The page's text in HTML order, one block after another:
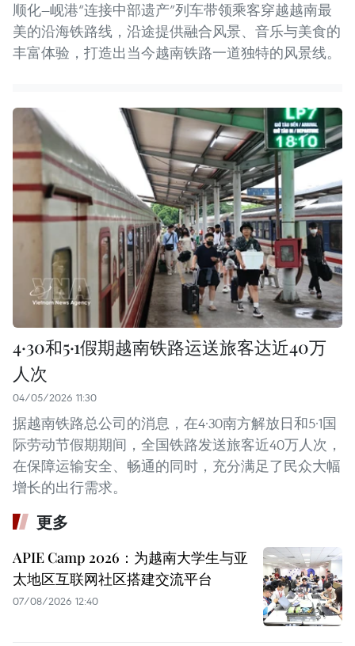
顺化—岘港“连接中部遗产”列车带领乘客穿越越南最
美的沿海铁路线，沿途提供融合风景、音乐与美食的
丰富体验，打造出当今越南铁路一道独特的风景线。
4·30和5·1假期越南铁路运送旅客达近40万
人次
04/05/2026 11:30
据越南铁路总公司的消息，在4·30南方解放日和5·1国
际劳动节假期期间，全国铁路发送旅客近40万人次，
在保障运输安全、畅通的同时，充分满足了民众大幅
增长的出行需求。
更多
APIE Camp 2026：为越南大学生与亚
太地区互联网社区搭建交流平台
07/08/2026 12:40